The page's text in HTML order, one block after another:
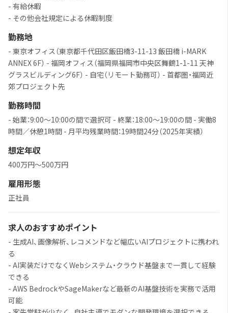
- 有給休暇
- その他会社規定による休暇制度
勤務地
- 東京オフィス（東京都千代田区飯田橋3-11-13 飯田橋 i-MARK
ANNEX 6F） - 福岡オフィス（福岡県福岡市中央区舞鶴1-1-11 天神
グラスビルディング6F） - 自宅（リモート勤務可） - 首都圏・福岡近
郊プロジェクト先
勤務時間
- 始業：9:00〜10:00の間で選択可 - 終業：18:00〜19:00の間 - 実働8
時間／休憩1時間 - 月平均残業時間：19時間24分（2025年実績）
想定年収
400万円〜500万円
雇用形態
正社員
求人のおすすめポイント
- 生成AI、画像解析、レコメンドなど幅広いAIプロジェクトに携われ
る
- AI実装だけでなくWebシステム・クラウド基盤まで一貫して経験
できる
- AWS BedrockやSageMakerなど最新のAI基盤技術を実務で活用
可能